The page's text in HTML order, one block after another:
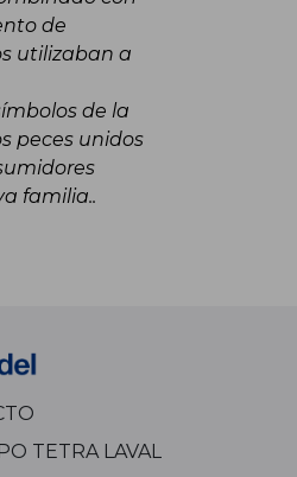
de
utilizaban a
de la
peces unidos
familia..
TETRA LAVAL